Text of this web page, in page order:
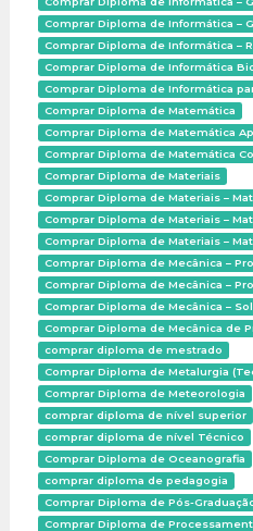
Comprar Diploma de Informática –
Comprar Diploma de Informática –
Comprar Diploma de Informática
Comprar Diploma de Informática
Comprar Diploma de Matemática
Comprar Diploma de Matemática
Comprar Diploma de Matemática
Comprar Diploma de Materiais
Comprar Diploma de Materiais –
Comprar Diploma de Materiais –
Comprar Diploma de Materiais –
Comprar Diploma de Mecânica –
Comprar Diploma de Mecânica –
Comprar Diploma de Mecânica –
Comprar Diploma de Mecânica de
comprar diploma de mestrado
Comprar Diploma de Metalurgia
Comprar Diploma de Meteorologia
comprar diploma de nível superior
comprar diploma de nível Técnico
Comprar Diploma de Oceanografia
comprar diploma de pedagogia
Comprar Diploma de Pós-
Comprar Diploma de